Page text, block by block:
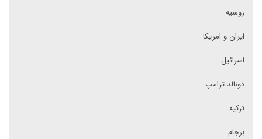
روسیه
ایران و امریکا
اسرائیل
دونالد ترامپ
ترکیه
برجام